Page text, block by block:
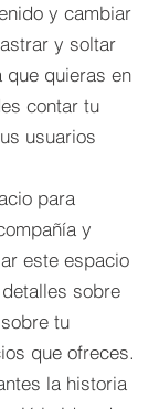
y cambiar
y soltar
que quieras en
contar tu
usuarios
para
y
este espacio
sobre
tu
que ofreces.
la historia